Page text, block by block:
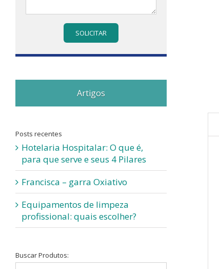
Artigos
Posts recentes
Hotelaria Hospitalar: O que é,
para que serve e seus 4 Pilares
Francisca – garra Oxiativo
Equipamentos de limpeza
profissional: quais escolher?
Buscar Produtos: